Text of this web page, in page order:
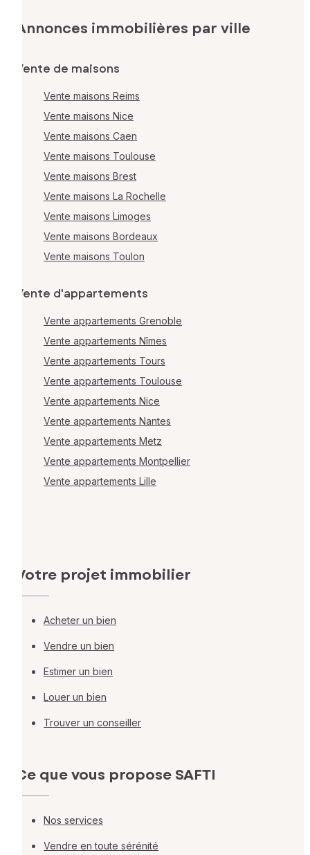
Annonces immobilières par ville
Vente de maisons
Vente maisons Reims
Vente maisons Nice
Vente maisons Caen
Vente maisons Toulouse
Vente maisons Brest
Vente maisons La Rochelle
Vente maisons Limoges
Vente maisons Bordeaux
Vente maisons Toulon
Vente d'appartements
Vente appartements Grenoble
Vente appartements Nîmes
Vente appartements Tours
Vente appartements Toulouse
Vente appartements Nice
Vente appartements Nantes
Vente appartements Metz
Vente appartements Montpellier
Vente appartements Lille
Votre projet immobilier
Acheter un bien
Vendre un bien
Estimer un bien
Louer un bien
Trouver un conseiller
Ce que vous propose SAFTI
Nos services
Vendre en toute sérénité